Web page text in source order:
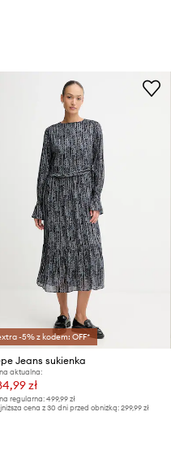
-5% z kodem: OFF*
Jeans sukienka
aktualna:
zł
regularna:499,99 zł
cena z 30 dni przed obniżką:299,99 zł